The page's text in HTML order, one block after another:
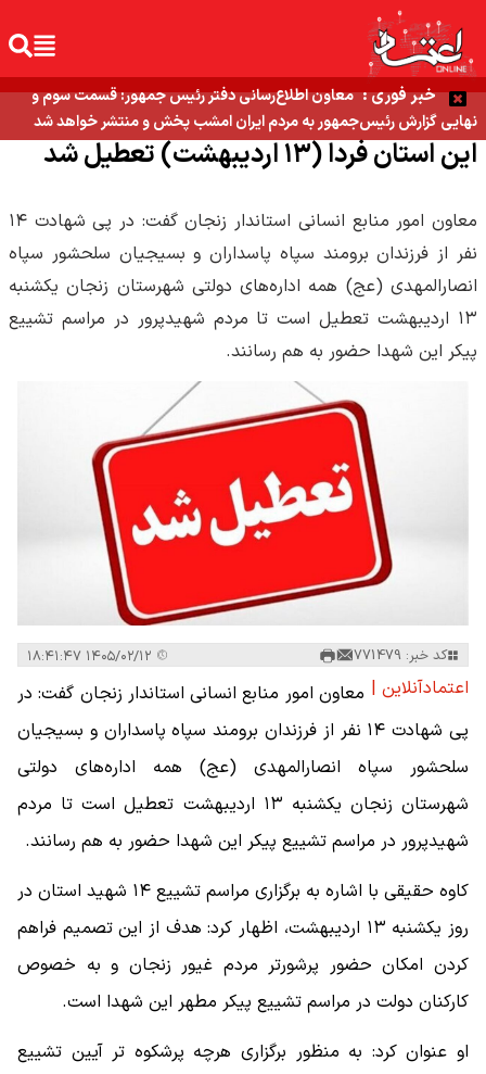
خبر فوری : معاون اطلاع‌رسانی دفتر رئیس جمهور: قسمت سوم و
نهایی گزارش رئیس‌جمهور به مردم ایران امشب پخش و منتشر خواهد شد
این استان فردا (۱۳ اردیبهشت) تعطیل شد
معاون امور منابع انسانی استاندار زنجان گفت: در پی شهادت ۱۴
نفر از فرزندان برومند سپاه پاسداران و بسیجیان سلحشور سپاه
انصارالمهدی (عج) همه اداره‌های دولتی شهرستان زنجان یکشنبه
۱۳ اردیبهشت تعطیل است تا مردم شهیدپرور در مراسم تشییع
پیکر این شهدا حضور به هم رسانند.
کد خبر: 771479
اعتمادآنلاین | معاون امور منابع انسانی استاندار زنجان گفت: در
پی شهادت ۱۴ نفر از فرزندان برومند سپاه پاسداران و بسیجیان
سلحشور سپاه انصارالمهدی (عج) همه اداره‌های دولتی
شهرستان زنجان یکشنبه ۱۳ اردیبهشت تعطیل است تا مردم
شهیدپرور در مراسم تشییع پیکر این شهدا حضور به هم رسانند.
کاوه حقیقی با اشاره به برگزاری مراسم تشییع ۱۴ شهید استان در
روز یکشنبه ۱۳ اردیبهشت، اظهار کرد: هدف از این تصمیم فراهم
کردن امکان حضور پرشورتر مردم غیور زنجان و به خصوص
کارکنان دولت در مراسم تشییع پیکر مطهر این شهدا است.
او عنوان کرد: به منظور برگزاری هرچه پرشکوه تر آیین تشییع